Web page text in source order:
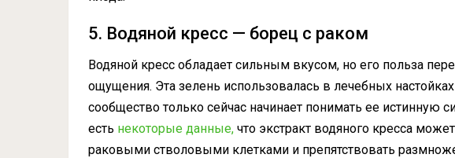
5. Водяной кресс — борец с раком
Водяной кресс обладает сильным вкусом, но его польза
ощущения. Эта зелень использовалась в лечебных
сообществотолько сейчас начинает понимать ее истинную
есть некоторые данные, что экстракт водяного кресса
раковыми стволовыми клетками и препятствовать